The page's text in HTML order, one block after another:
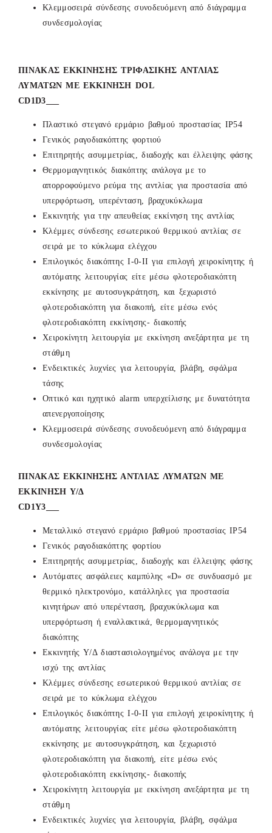
Κλεμμοσειρά σύνδεσης συνοδευόμενη από διάγραμμα
συνδεσμολογίας
ΠΙΝΑΚΑΣ ΕΚΚΙΝΗΣΗΣ ΤΡΙΦΑΣΙΚΗΣ ΑΝΤΛΙΑΣ
ΛΥΜΑΤΩΝ ΜΕ ΕΚΚΙΝΗΣΗ DOL
CD1D3___
Πλαστικό στεγανό ερμάριο βαθμού προστασίας ΙΡ54
Γενικός ραγοδιακόπτης φορτιού
Επιτηρητής ασυμμετρίας, διαδοχής και έλλειψης φάσης
Θερμομαγνητικός διακόπτης ανάλογα με το
απορροφούμενο ρεύμα της αντλίας για προστασία από
υπερφόρτωση, υπερένταση, βραχυκύκλωμα
Εκκινητής για την απευθείας εκκίνηση της αντλίας
Κλέμμες σύνδεσης εσωτερικού θερμικού αντλίας σε
σειρά με το κύκλωμα ελέγχου
Επιλογικός διακόπτης Ι-0-ΙΙ για επιλογή χειροκίνητης ή
αυτόματης λειτουργίας είτε μέσω φλοτεροδιακόπτη
εκκίνησης με αυτοσυγκράτηση, και ξεχωριστό
φλοτεροδιακόπτη για διακοπή, είτε μέσω ενός
φλοτεροδιακόπτη εκκίνησης- διακοπής
Χειροκίνητη λειτουργία με εκκίνηση ανεξάρτητα με τη
στάθμη
Ενδεικτικές λυχνίες για λειτουργία, βλάβη, σφάλμα
τάσης
Οπτικό και ηχητικό alarm υπερχείλισης με δυνατότητα
απενεργοποίησης
Κλεμμοσειρά σύνδεσης συνοδευόμενη από διάγραμμα
συνδεσμολογίας
ΠΙΝΑΚΑΣ ΕΚΚΙΝΗΣΗΣ ΑΝΤΛΙΑΣ ΛΥΜΑΤΩΝ ΜΕ
ΕΚΚΙΝΗΣΗ Υ/Δ
CD1Y3___
Μεταλλικό στεγανό ερμάριο βαθμού προστασίας ΙΡ54
Γενικός ραγοδιακόπτης φορτίου
Επιτηρητής ασυμμετρίας, διαδοχής και έλλειψης φάσης
Αυτόματες ασφάλειες καμπύλης «D» σε συνδυασμό με
θερμικό ηλεκτρονόμο, κατάλληλες για προστασία
κινητήρων από υπερένταση, βραχυκύκλωμα και
υπερφόρτωση ή εναλλακτικά, θερμομαγνητικός
διακόπτης
Εκκινητής Υ/Δ διαστασιολογημένος ανάλογα με την
ισχύ της αντλίας
Κλέμμες σύνδεσης εσωτερικού θερμικού αντλίας σε
σειρά με το κύκλωμα ελέγχου
Επιλογικός διακόπτης Ι-0-ΙΙ για επιλογή χειροκίνητης ή
αυτόματης λειτουργίας είτε μέσω φλοτεροδιακόπτη
εκκίνησης με αυτοσυγκράτηση, και ξεχωριστό
φλοτεροδιακόπτη για διακοπή, είτε μέσω ενός
φλοτεροδιακόπτη εκκίνησης- διακοπής
Χειροκίνητη λειτουργία με εκκίνηση ανεξάρτητα με τη
στάθμη
Ενδεικτικές λυχνίες για λειτουργία, βλάβη, σφάλμα